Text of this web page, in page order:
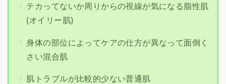
テカってないか周りからの視線が気になる脂性肌
(オイリー肌)
身体の部位によってケアの仕方が異なって面倒く
さい混合肌
肌トラブルが比較的少ない普通肌